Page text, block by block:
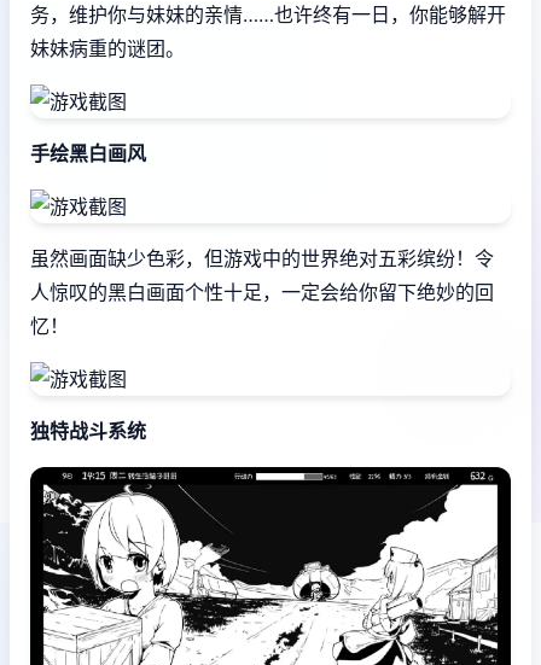
务，维护你与妹妹的亲情……也许终有一日，你能够解开
妹妹病重的谜团。
手绘黑白画风
虽然画面缺少色彩，但游戏中的世界绝对五彩缤纷！令
人惊叹的黑白画面个性十足，一定会给你留下绝妙的回
忆！
独特战斗系统